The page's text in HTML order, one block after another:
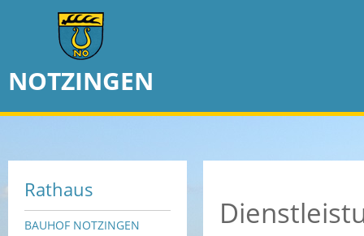
NOTZINGEN
Rathaus
BAUHOF NOTZINGEN